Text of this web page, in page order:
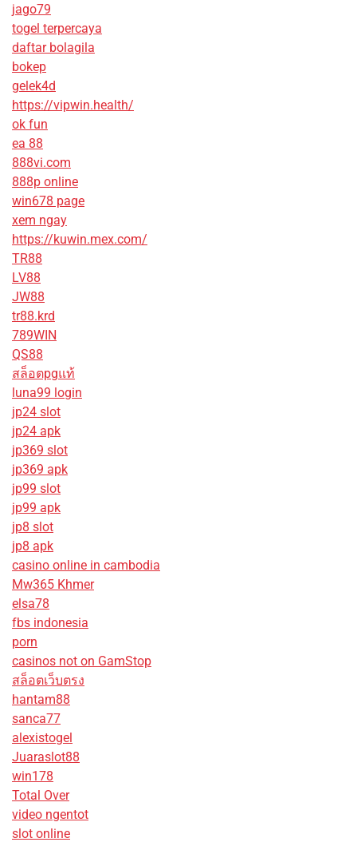
jago79
togel terpercaya
daftar bolagila
bokep
gelek4d
https://vipwin.health/
ok fun
ea 88
888vi.com
888p online
win678 page
xem ngay
https://kuwin.mex.com/
TR88
LV88
JW88
tr88.krd
789WIN
QS88
สล็อตpgแท้
luna99 login
jp24 slot
jp24 apk
jp369 slot
jp369 apk
jp99 slot
jp99 apk
jp8 slot
jp8 apk
casino online in cambodia
Mw365 Khmer
elsa78
fbs indonesia
porn
casinos not on GamStop
สล็อตเว็บตรง
hantam88
sanca77
alexistogel
Juaraslot88
win178
Total Over
video ngentot
slot online